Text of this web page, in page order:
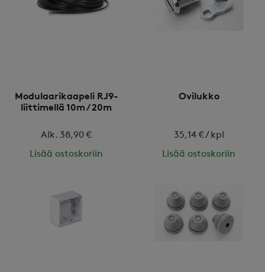
Modulaarikaapeli RJ9-
liittimellä 10m / 20m
Alk. 38,90 €
Lisää ostoskoriin
Ovilukko
35,14 € / kpl
Lisää ostoskoriin